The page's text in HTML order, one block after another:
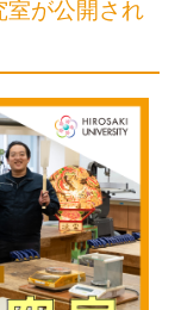
室が公開され